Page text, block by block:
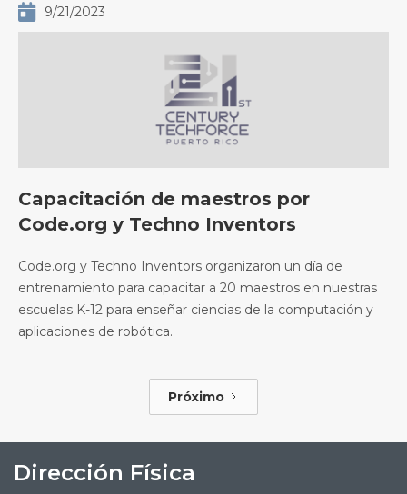
 9/21/2023
Capacitación de maestros por
Code.org y Techno Inventors
Code.org y Techno Inventors organizaron un día de
entrenamiento para capacitar a 20 maestros en nuestras
escuelas K-12 para enseñar ciencias de la computación y
aplicaciones de robótica.
Próximo
Dirección Física